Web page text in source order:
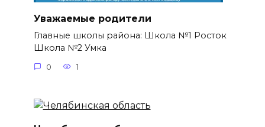
Уважаемые родители
Главные школы района: Школа №1 Росток
Школа №2 Умка
0 1